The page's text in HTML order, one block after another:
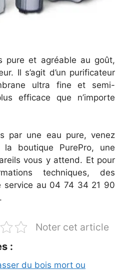
pure et agréable au goût,
Il s’agit d’un purificateur
ultra fine et semi-
efficace que n’importe
par une eau pure, venez
boutique PurePro, une
vous y attend. Et pour
techniques, des
service au 04 74 34 21 90
Noter cet article
:
du bois mort ou